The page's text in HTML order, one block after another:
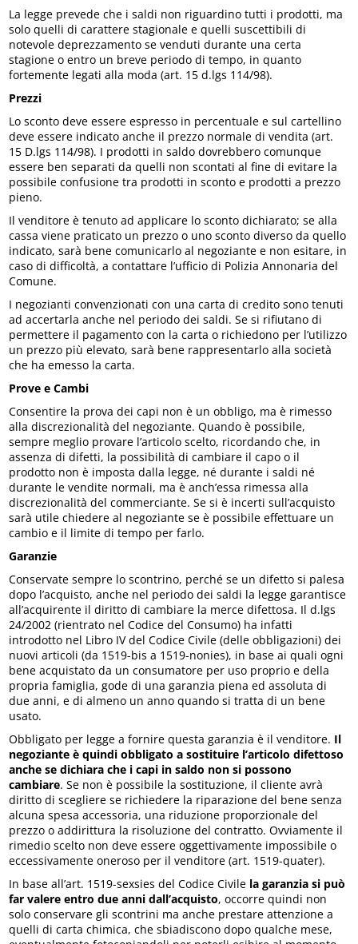
La legge prevede che i saldi non riguardino tutti i prodotti, ma
solo quelli di carattere stagionale e quelli suscettibili di
notevole deprezzamento se venduti durante una certa
stagione o entro un breve periodo di tempo, in quanto
fortemente legati alla moda (art. 15 d.lgs 114/98).
Prezzi
Lo sconto deve essere espresso in percentuale e sul cartellino
deve essere indicato anche il prezzo normale di vendita (art.
15 D.lgs 114/98). I prodotti in saldo dovrebbero comunque
essere ben separati da quelli non scontati al fine di evitare la
possibile confusione tra prodotti in sconto e prodotti a prezzo
pieno.
Il venditore è tenuto ad applicare lo sconto dichiarato; se alla
cassa viene praticato un prezzo o uno sconto diverso da quello
indicato, sarà bene comunicarlo al negoziante e non esitare, in
caso di difficoltà, a contattare l’ufficio di Polizia Annonaria del
Comune.
I negozianti convenzionati con una carta di credito sono tenuti
ad accertarla anche nel periodo dei saldi. Se si rifiutano di
permettere il pagamento con la carta o richiedono per l’utilizzo
un prezzo più elevato, sarà bene rappresentarlo alla società
che ha emesso la carta.
Prove e Cambi
Consentire la prova dei capi non è un obbligo, ma è rimesso
alla discrezionalità del negoziante. Quando è possibile,
sempre meglio provare l’articolo scelto, ricordando che, in
assenza di difetti, la possibilità di cambiare il capo o il
prodotto non è imposta dalla legge, né durante i saldi né
durante le vendite normali, ma è anch’essa rimessa alla
discrezionalità del commerciante. Se si è incerti sull’acquisto
sarà utile chiedere al negoziante se è possibile effettuare un
cambio e il limite di tempo per farlo.
Garanzie
Conservate sempre lo scontrino, perché se un difetto si palesa
dopo l’acquisto, anche nel periodo dei saldi la legge garantisce
all’acquirente il diritto di cambiare la merce difettosa. Il d.lgs
24/2002 (rientrato nel Codice del Consumo) ha infatti
introdotto nel Libro IV del Codice Civile (delle obbligazioni) dei
nuovi articoli (da 1519-bis a 1519-nonies), in base ai quali ogni
bene acquistato da un consumatore per uso proprio e della
propria famiglia, gode di una garanzia piena ed assoluta di
due anni, e di almeno un anno quando si tratta di un bene
usato.
Obbligato per legge a fornire questa garanzia è il venditore. Il
negoziante è quindi obbligato a sostituire l’articolo difettoso
anche se dichiara che i capi in saldo non si possono
cambiare. Se non è possibile la sostituzione, il cliente avrà
diritto di scegliere se richiedere la riparazione del bene senza
alcuna spesa accessoria, una riduzione proporzionale del
prezzo o addirittura la risoluzione del contratto. Ovviamente il
rimedio scelto non deve essere oggettivamente impossibile o
eccessivamente oneroso per il venditore (art. 1519-quater).
In base all’art. 1519-sexsies del Codice Civile la garanzia si può
far valere entro due anni dall’acquisto, occorre quindi non
solo conservare gli scontrini ma anche prestare attenzione a
quelli di carta chimica, che sbiadiscono dopo qualche mese,